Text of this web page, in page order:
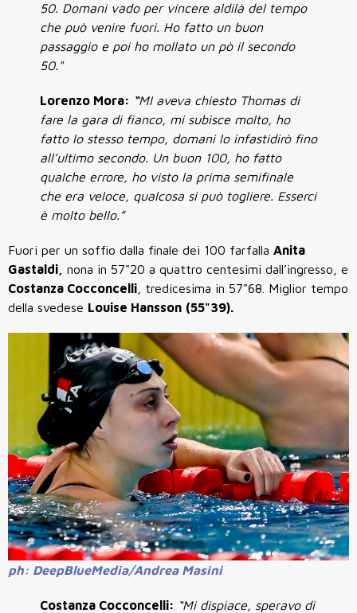
50. Domani vado per vincere aldilà del tempo
che può venire fuori. Ho fatto un buon
passaggio e poi ho mollato un pò il secondo
50."
Lorenzo Mora: “MI aveva chiesto Thomas di
fare la gara di fianco, mi subisce molto, ho
fatto lo stesso tempo, domani lo infastidirò fino
all’ultimo secondo. Un buon 100, ho fatto
qualche errore, ho visto la prima semifinale
che era veloce, qualcosa si può togliere. Esserci
è molto bello.”
Fuori per un soffio dalla finale dei 100 farfalla Anita
Gastaldi,
nona in 57"20 a quattro centesimi dall’ingresso, e
Costanza Cocconcelli , tredicesima in 57"68. Miglior tempo
della svedese Louise Hansson (55"39).
ph: DeepBlueMedia/Andrea Masini
Costanza Cocconcelli: “Mi dispiace, speravo di